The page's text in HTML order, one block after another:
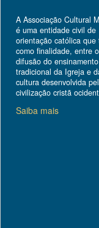
A Associação Cultural
é uma entidade civil de
orientação católica que
como finalidade, entre
difusão do ensinamento
tradicional da Igreja e
cultura desenvolvida
civilização cristã
Saiba mais